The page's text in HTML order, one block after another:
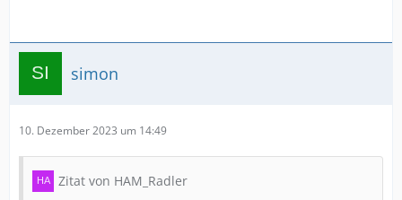
simon
10. Dezember 2023 um 14:49
Zitat von HAM_Radler